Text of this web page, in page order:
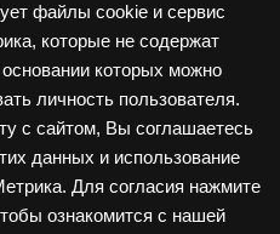
файлы cookie и сервис
которые не содержат
которых можно
личность пользователя.
с сайтом, Вы соглашаетесь
данных и использование
Для согласия нажмите
ознакомится с нашей
Д3900 ,Запчасти Балканкар